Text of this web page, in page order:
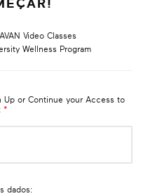
Video Classes
Wellness Program
Up or Continue your Access to
*
dados: